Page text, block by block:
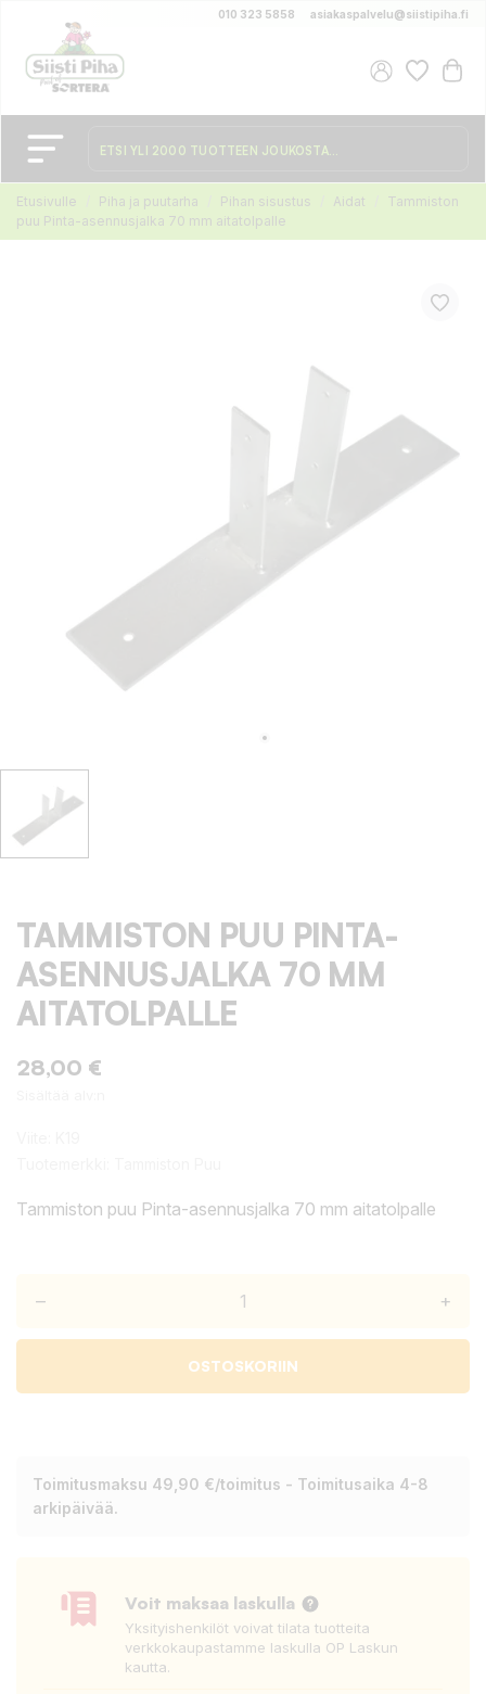
010 323 5858 asiakaspalvelu@siistipiha.fi
Etusivulle Piha ja puutarha Pihan sisustus Aidat
Tammiston
puu Pinta-asennusjalka 70 mm aitatolpalle
TAMMISTON PUU PINTA-
ASENNUSJALKA 70 MM
AITATOLPALLE
28,00 €
Tammiston puu Pinta-asennusjalka 70 mm aitatolpalle
– +
OSTOSKORIIN
Toimitusmaksu 49,90 €/toimitus - Toimitusaika 4-8
arkipäivää.
Voit maksaa laskulla
Yksityishenkilöt voivat tilata tuotteita
verkkokaupastamme laskulla OP Laskun
kautta.